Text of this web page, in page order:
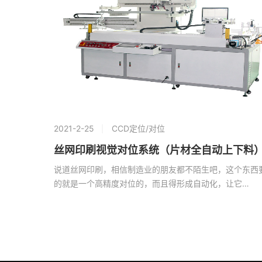
2021-2-25 CCD定位/对位
丝网印刷视觉对位系统（片材全自动上下料
说道丝网印刷，相信制造业的朋友都不陌生吧，这个东西
的就是一个高精度对位的，而且得形成自动化，让它…